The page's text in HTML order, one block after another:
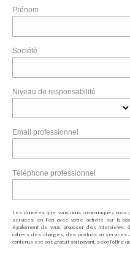
Prénom
Société
Niveau de responsabilité
Email professionnel
Téléphone professionnel
Les données que vous nous communiquez
services en lien avec votre activité sur la
également de vous proposer des
cahiers des charges, des produits ou services
contenus est soit gratuit soit payant, selon l'offre